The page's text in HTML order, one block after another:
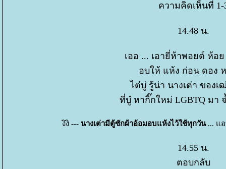
ความคิดเห็นที่ 1-
14.48 น.
เออ ... เอายี่ห้าพอยต์ ห้อย
อบให้ แห้ง ก่อน ดอง
ไต๋บู่ รู้น่า นางเต่า ของเ
ที่บู๋ หากิ๊กใหม่ LGBTQ มา
งิงิ --- นางเต่ามีตู้ซักผ้าอ้อมอบแห้งไว้ใช้ทุกวัน... แอ
14.55 น.
ตอบกลับ